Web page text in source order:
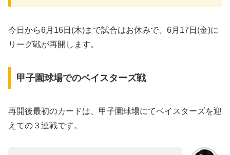
今日から6月16日(木)まで試合はお休みで、6月17日(金)に
リーグ戦が再開します。
甲子園球場でのベイスターズ戦
再開後最初のカードは、甲子園球場にてベイスターズを迎
えての３連戦です。